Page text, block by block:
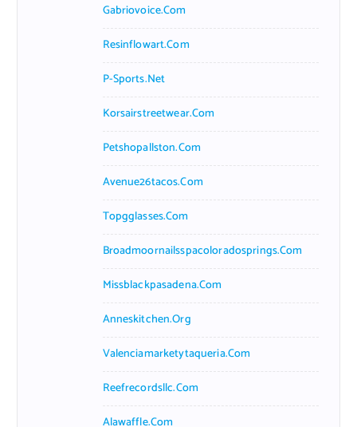
Gabriovoice.com
Resinflowart.com
P-Sports.net
Korsairstreetwear.com
Petshopallston.com
Avenue26tacos.com
Topgglasses.com
Broadmoornailsspacoloradosprings.com
Missblackpasadena.com
Anneskitchen.org
Valenciamarketytaqueria.com
Reefrecordsllc.com
Alawaffle.com